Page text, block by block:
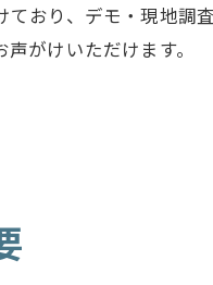
ており、デモ・現地調
がけいただけます。